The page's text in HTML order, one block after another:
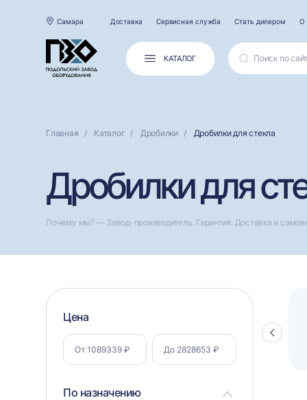
Самара Доставка Сервисная служба Стать дилером О
КАТАЛОГ
Главная Каталог Дробилки Дробилки для стекла
Дробилки для
Почему мы? — Завод-производитель. Гарантия. Доставка и
Фильтр
по
параметрам
Цена
По назначению
Стрелка
Полуавтоматический паллетоупаковщик
ПЗО BPW-2000